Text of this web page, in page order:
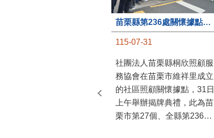
苗栗縣第236處關懷據點在苗栗市維祥里揭牌
115-07-31
社團法人苗栗縣桐欣照顧服
務協會在苗栗市維祥里成立
的社區照顧關懷據點，31日
上午舉辦揭牌典禮，此為苗
栗市第27個、全縣第236處